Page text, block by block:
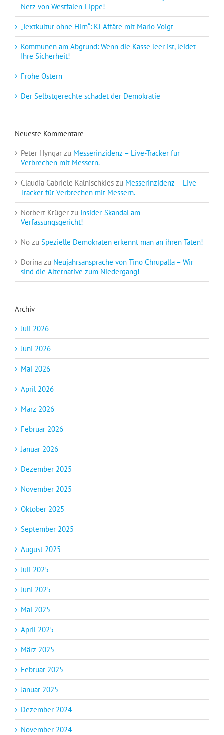
Netz von Westfalen-Lippe!
„Textkultur ohne Hirn“: KI-Affäre mit Mario Voigt
Kommunen am Abgrund: Wenn die Kasse leer ist, leidet
Ihre Sicherheit!
Frohe Ostern
Der Selbstgerechte schadet der Demokratie
Neueste Kommentare
Peter Hyngar zu Messerinzidenz – Live-Tracker für
Verbrechen mit Messern.
Claudia Gabriele Kalnischkies zu Messerinzidenz – Live-
Tracker für Verbrechen mit Messern.
Norbert Krüger zu Insider-Skandal am
Verfassungsgericht!
Nö zu Spezielle Demokraten erkennt man an ihren Taten!
Dorina zu Neujahrsansprache von Tino Chrupalla – Wir
sind die Alternative zum Niedergang!
Archiv
Juli 2026
Juni 2026
Mai 2026
April 2026
März 2026
Februar 2026
Januar 2026
Dezember 2025
November 2025
Oktober 2025
September 2025
August 2025
Juli 2025
Juni 2025
Mai 2025
April 2025
März 2025
Februar 2025
Januar 2025
Dezember 2024
November 2024